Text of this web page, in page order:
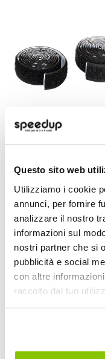
Questo sito web
Utilizziamo i cookie
annunci, per fornire
analizzare il nostro
informazioni sul
nostri partner che si
pubblicità e social
con altre
raccolto dal tuo
Nastro adesivo -
LAMPA
4,05 €
CONSEGNA IN
Quasi esaurito